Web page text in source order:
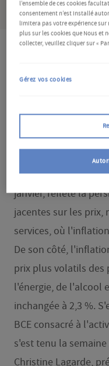
Que faut-il
d'inflation annuel
augmenté pour
de la Banque
1,9 % en mai.Cette
janvier, reflète la
jacentes sur les prix,
services, où
De son côté,
prix plus volatils des
l'énergie, de l'alcool
inchangée à 2,3 %.
BCE consacré à
s'est tenu la
Christine Lagarde,
l’ensemble de ces cookies
consentement n’est installé
limitera pas votre expérience
plus sur les cookies que Nous
collecter, veuillez cliquer sur «
Gérez vos cookies